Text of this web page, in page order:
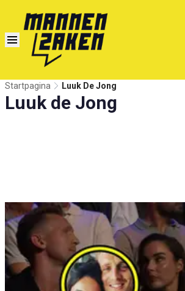
Startpagina Luuk De Jong
Luuk de Jong